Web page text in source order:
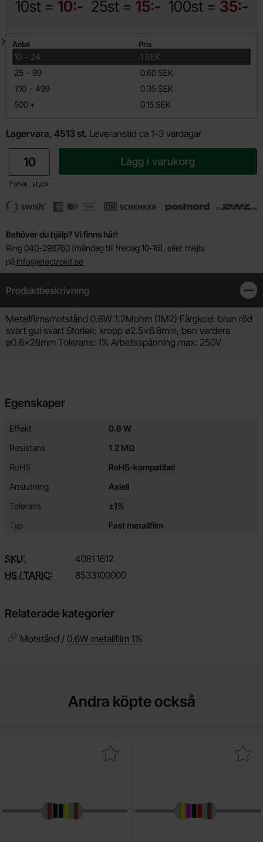
10st = 10:- 25st = 15:- 100st = 35:-
Mängdrabatt
Antal Pris
10 -
till 24
1 SEK
25 -
till 99
0.60 SEK
100 -
till 499
0.35 SEK
500 +
till 0.15 SEK
Lagervara, 4513 st. Leveranstid ca 1-3 vardagar
Enhet : styck
Lägg i varukorg
Behöver du hjälp? Vi finns här!
Ring 040-298760 (måndag till fredag 10-16), eller mejla
på info@electrokit.se
Produktbeskrivning
Produktbeskrivning
Metallfilmsmotstånd 0.6W 1.2Mohm (1M2) Färgkod: brun röd
svart gul svart Storlek: kropp ø2.5x6.8mm, ben vardera
ø0.6x28mm Tolerans: 1% Arbetsspänning max: 250V
Egenskaper
Egenskaper/attribut för denna produkt
Attribut
Effekt
0.6 W
Resistans
1.2 MΩ
RoHS
RoHS-kompatibel
Anslutning
Axiell
Tolerans
±1%
Typ
Fast metallfilm
SKU: 40811612
HS / TARIC:
8533100000
Relaterade kategorier
Motstånd / 0.6W metallfilm 1%
Andra köpte också
motstånd metallfilm 0.6W 1% 1Mohm (1M) som favorit
Makera motstånd metallfilm 0.6W